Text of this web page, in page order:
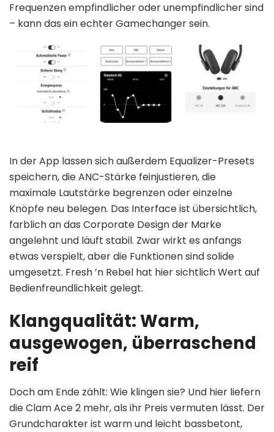
Frequenzen empfindlicher oder unempfindlicher sind
– kann das ein echter Gamechanger sein.
In der App lassen sich außerdem Equalizer-Presets
speichern, die ANC-Stärke feinjustieren, die
maximale Lautstärke begrenzen oder einzelne
Knöpfe neu belegen. Das Interface ist übersichtlich,
farblich an das Corporate Design der Marke
angelehnt und läuft stabil. Zwar wirkt es anfangs
etwas verspielt, aber die Funktionen sind solide
umgesetzt. Fresh ’n Rebel hat hier sichtlich Wert auf
Bedienfreundlichkeit gelegt.
Klangqualität: Warm,
ausgewogen, überraschend
reif
Doch am Ende zählt: Wie klingen sie? Und hier liefern
die Clam Ace 2 mehr, als ihr Preis vermuten lässt. Der
Grundcharakter ist warm und leicht bassbetont,